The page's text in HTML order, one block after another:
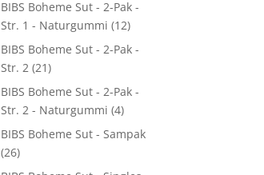
BIBS Boheme Sut - 2-Pak -
Str. 1 - Naturgummi (12)
BIBS Boheme Sut - 2-Pak -
Str. 2 (21)
BIBS Boheme Sut - 2-Pak -
Str. 2 - Naturgummi (4)
BIBS Boheme Sut - Sampak
(26)